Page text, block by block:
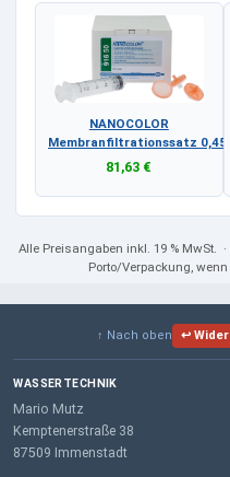
NANOCOLOR
Membranfiltrationssatz 0,45
81,63 €
Alle Preisangaben inkl. 19 % MwSt.
Porto/Verpackung,
↑ Nach oben ↩
WASSERTECHNIK
Mario Mutz
Kemptenerstraße 38
87509 Immenstadt